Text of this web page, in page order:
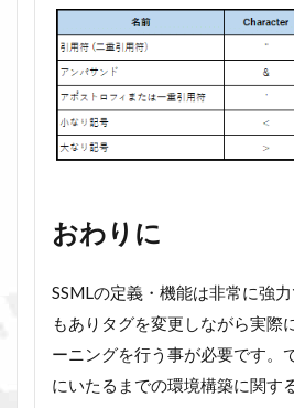
おわりに
SSMLの定義・機能は非常に強
もありタグを変更しながら実際
ーニングを行う事が必要です。
にいたるまでの環境構築に関す